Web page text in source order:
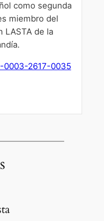
como segunda
miembro del
LASTA de la
0003-2617-0035